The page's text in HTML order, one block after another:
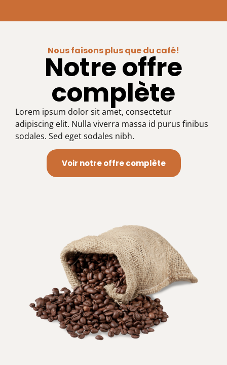
Nous faisons plus que du café!
Notre offre
complète
Lorem ipsum dolor sit amet, consectetur
adipiscing elit. Nulla viverra massa id purus finibus
sodales. Sed eget sodales nibh.
Voir notre offre complète